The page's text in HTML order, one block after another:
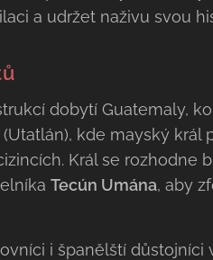
a udržet naživu svou
dobytí Guatemaly,
kde mayský král
Král se rozhodne
Tecún Umána, aby
i španělští